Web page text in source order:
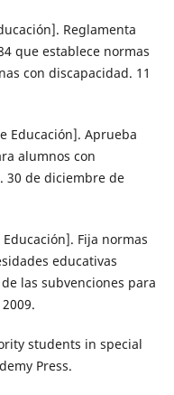
Reglamenta
que establece normas
con discapacidad. 11
Educación]. Aprueba
alumnos con
30 de diciembre de
Fija normas
educativas
las subvenciones para
students in special
Press.